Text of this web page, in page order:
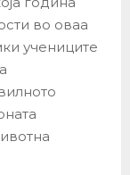
во оваа
учениците